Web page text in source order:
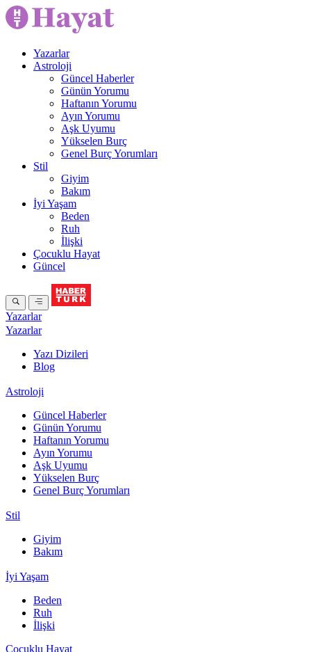
Yazarlar
Astroloji
Güncel Haberler
Günün Yorumu
Haftanın Yorumu
Ayın Yorumu
Aşk Uyumu
Yükselen Burç
Genel Burç Yorumları
Stil
Giyim
Bakım
İyi Yaşam
Beden
Ruh
İlişki
Çocuklu Hayat
Güncel
Yazarlar
Yazarlar
Yazı Dizileri
Blog
Astroloji
Güncel Haberler
Günün Yorumu
Haftanın Yorumu
Ayın Yorumu
Aşk Uyumu
Yükselen Burç
Genel Burç Yorumları
Stil
Giyim
Bakım
İyi Yaşam
Beden
Ruh
İlişki
Çocuklu Hayat